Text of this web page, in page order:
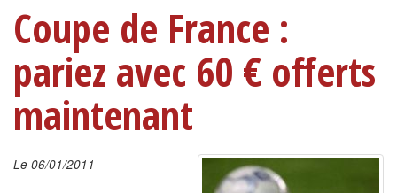
Coupe de France :
pariez avec 60 € offerts
maintenant
Le 06/01/2011